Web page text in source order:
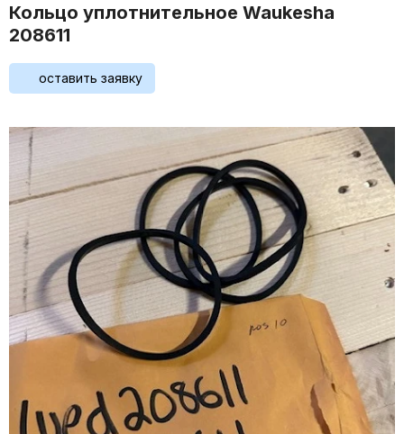
Кольцо уплотнительное Waukesha
208611
оставить заявку